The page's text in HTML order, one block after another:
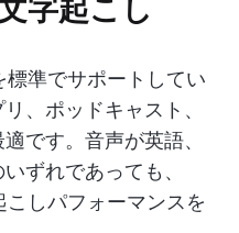
準でサポートしてい
、ポッドキャスト、
です。音声が英語、
ずれであっても、
しパフォーマンスを